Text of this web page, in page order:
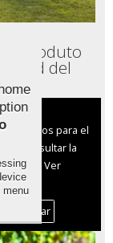
Produto
del
terceros para el
consultar la
Ver
menu